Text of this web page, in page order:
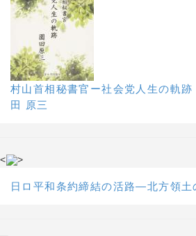
村山首相秘書官ー社会党人生の軌
田 原三
< >
日ロ平和条約締結の活路―北方領土